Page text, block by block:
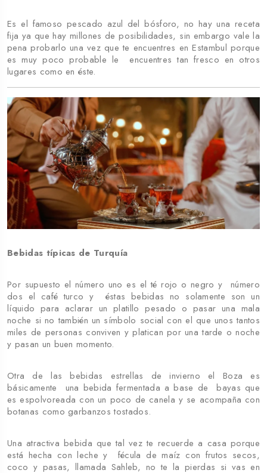
Es el famoso pescado azul del bósforo, no hay una receta
fija ya que hay millones de posibilidades, sin embargo vale la
pena probarlo una vez que te encuentres en Estambul porque
es muy poco probable le encuentres tan fresco en otros
lugares como en éste.
Bebidas típicas de Turquía
Por supuesto el número uno es el té rojo o negro y número
dos el café turco y éstas bebidas no solamente son un
líquido para aclarar un platillo pesado o pasar una mala
noche si no también un símbolo social con el que unos tantos
miles de personas conviven y platican por una tarde o noche
y pasan un buen momento.
Otra de las bebidas estrellas de invierno el Boza es
básicamente una bebida fermentada a base de bayas que
es espolvoreada con un poco de canela y se acompaña con
botanas como garbanzos tostados.
Una atractiva bebida que tal vez te recuerde a casa porque
está hecha con leche y fécula de maíz con frutos secos,
coco y pasas, llamada Sahleb, no te la pierdas si vas en